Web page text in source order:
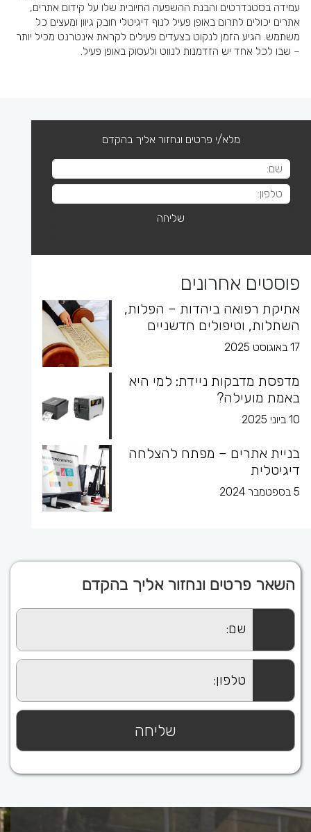
עמידה בסטנדרטים והבנת ההשפעה החיובית שלו על קידום אתרים,
אתרים יכולים לתרום באופן פעיל לנוף דיגיטלי חובק גיוון ומעצים כל
משתמש. הגיע הזמן לנקוט בצעדים פעילים לקראת אינטרנט מכיל יותר
– שבו לכל אחד יש הזדמנות לנווט ולעסוק באופן פעיל.
מלא/י פרטים ונחזור אליך בהקדם
פוסטים אחרונים
אתיקת רפואה ביהדות – הפלות,
השתלות, וטיפולים חדשניים
17 באוגוסט 2025
מדפסת מדבקות ניידת: למי היא
באמת מועילה?
10 ביוני 2025
בניית אתרים – מפתח להצלחה
דיגיטלית
5 בספטמבר 2024
השאר פרטים ונחזור אליך בהקדם